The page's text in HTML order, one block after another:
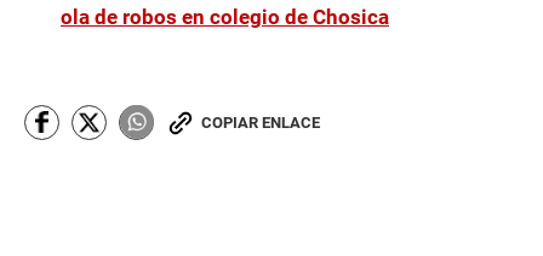
ola de robos en colegio de Chosica
COPIAR ENLACE